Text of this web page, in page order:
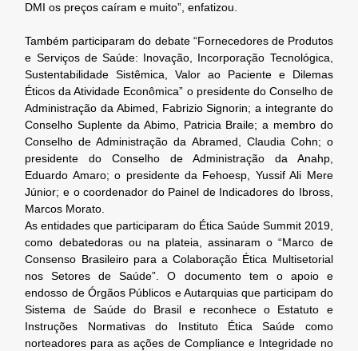
DMI os preços caíram e muito”, enfatizou.
Também participaram do debate “Fornecedores de Produtos
e Serviços de Saúde: Inovação, Incorporação Tecnológica,
Sustentabilidade Sistêmica, Valor ao Paciente e Dilemas
Éticos da Atividade Econômica” o presidente do Conselho de
Administração da Abimed, Fabrizio Signorin; a integrante do
Conselho Suplente da Abimo, Patricia Braile; a membro do
Conselho de Administração da Abramed, Claudia Cohn; o
presidente do Conselho de Administração da Anahp,
Eduardo Amaro; o presidente da Fehoesp, Yussif Ali Mere
Júnior; e o coordenador do Painel de Indicadores do Ibross,
Marcos Morato.
As entidades que participaram do Ética Saúde Summit 2019,
como debatedoras ou na plateia, assinaram o “Marco de
Consenso Brasileiro para a Colaboração Ética Multisetorial
nos Setores de Saúde”. O documento tem o apoio e
endosso de Órgãos Públicos e Autarquias que participam do
Sistema de Saúde do Brasil e reconhece o Estatuto e
Instruções Normativas do Instituto Ética Saúde como
norteadores para as ações de Compliance e Integridade no